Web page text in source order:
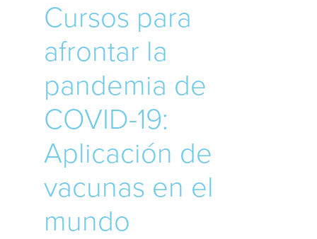
Cursos para
afrontar la
pandemia de
COVID-19:
Aplicación de
vacunas en el
mundo